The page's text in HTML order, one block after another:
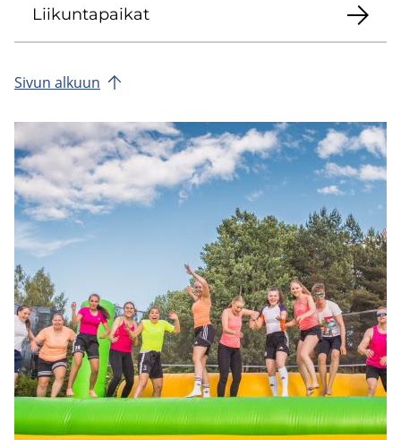
Lii­kun­ta­pai­kat
Sivun al­kuun